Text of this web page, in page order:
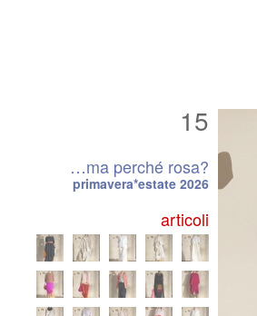
15
…ma perché rosa?
primavera*estate 2026
articoli